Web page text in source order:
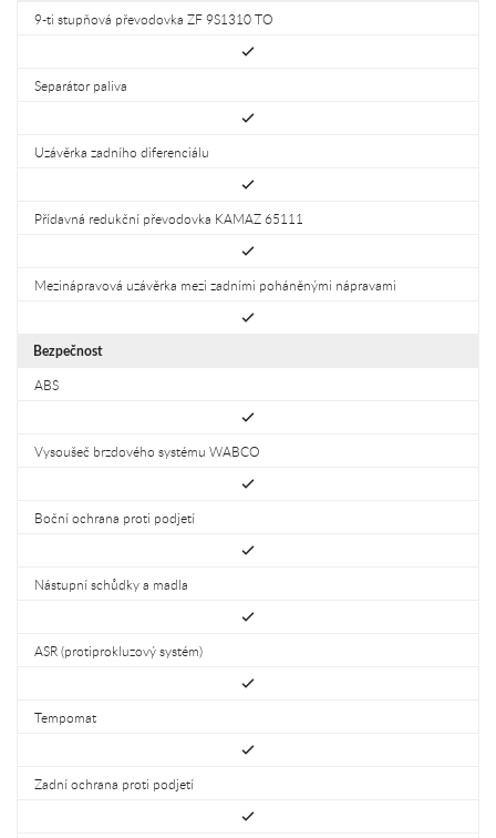
9-ti stupňová převodovka ZF 9S1310 TO
Separátor paliva
Uzávěrka zadního diferenciálu
Přídavná redukční převodovka KAMAZ 65111
Mezinápravová uzávěrka mezi zadními poháněnými nápravami
Bezpečnost
ABS
Vysoušeč brzdového systému WABCO
Boční ochrana proti podjetí
Nástupní schůdky a madla
ASR (protiprokluzový systém)
Tempomat
Zadní ochrana proti podjetí